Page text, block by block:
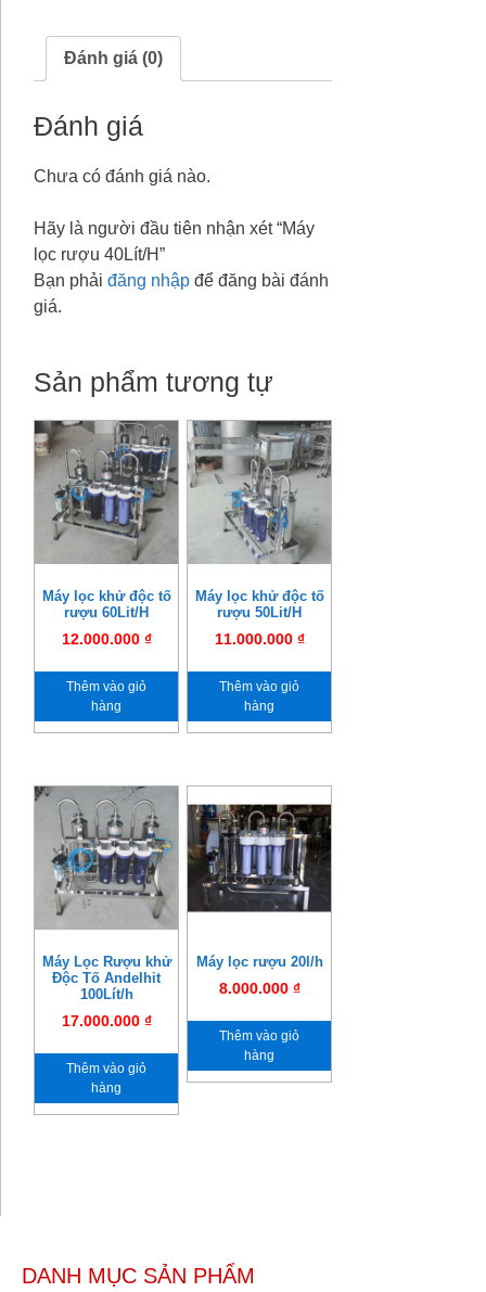
lượng
Đánh giá (0)
Đánh giá
Chưa có đánh giá nào.
Hãy là người đầu tiên nhận xét “Máy
lọc rượu 40Lít/H”
Bạn phải đăng nhập để đăng bài đánh
giá.
Sản phẩm tương tự
Máy lọc khử độc tố
rượu 60Lit/H
12.000.000 ₫
Thêm vào giỏ
hàng
Máy lọc khử độc tố
rượu 50Lit/H
11.000.000 ₫
Thêm vào giỏ
hàng
Máy Lọc Rượu khử
Độc Tố Andelhit
100Lít/h
17.000.000 ₫
Thêm vào giỏ
hàng
Máy lọc rượu 20l/h
8.000.000 ₫
Thêm vào giỏ
hàng
DANH MỤC SẢN PHẨM